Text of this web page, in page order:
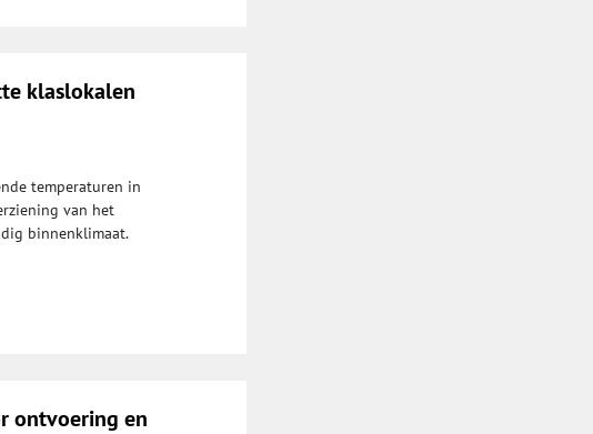
klaslokalen
temperaturen in
van het
binnenklimaat.
ontvoering en